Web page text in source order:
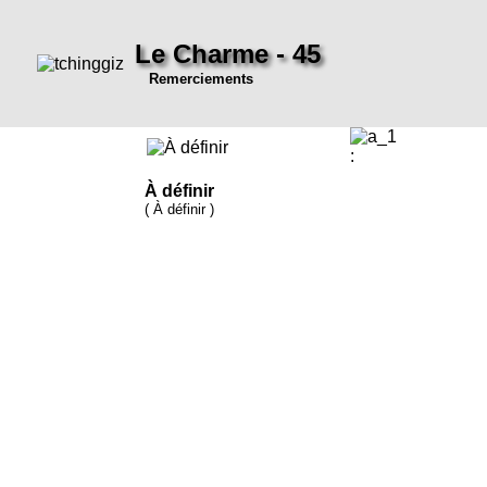
Le Charme - 45
Remerciements
À définir
( À définir )
: